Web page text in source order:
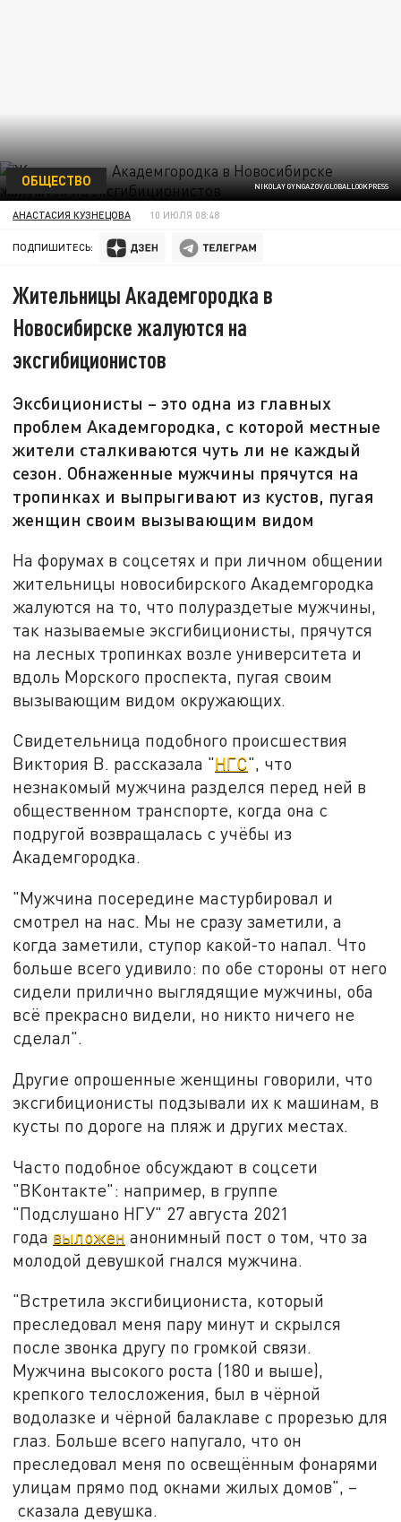
NIKOLAY GYNGAZOV/GLOBALLOOKPRESS
ОБЩЕСТВО
АНАСТАСИЯ КУЗНЕЦОВА 10 ИЮЛЯ 08:48
ПОДПИШИТЕСЬ:
Жительницы Академгородка в
Новосибирске жалуются на
эксгибиционистов
Эксбиционисты – это одна из главных
проблем Академгородка, с которой местные
жители сталкиваются чуть ли не каждый
сезон. Обнаженные мужчины прячутся на
тропинках и выпрыгивают из кустов, пугая
женщин своим вызывающим видом
На форумах в соцсетях и при личном общении
жительницы новосибирского Академгородка
жалуются на то, что полураздетые мужчины,
так называемые эксгибиционисты, прячутся
на лесных тропинках возле университета и
вдоль Морского проспекта, пугая своим
вызывающим видом окружающих.
Свидетельница подобного происшествия
Виктория В. рассказала "НГС", что
незнакомый мужчина разделся перед ней в
общественном транспорте, когда она с
подругой возвращалась с учёбы из
Академгородка.
"Мужчина посередине мастурбировал и
смотрел на нас. Мы не сразу заметили, а
когда заметили, ступор какой-то напал. Что
больше всего удивило: по обе стороны от него
сидели прилично выглядящие мужчины, оба
всё прекрасно видели, но никто ничего не
сделал".
Другие опрошенные женщины говорили, что
эксгибиционисты подзывали их к машинам, в
кусты по дороге на пляж и других местах.
Часто подобное обсуждают в соцсети
"ВКонтакте": например, в группе
"Подслушано НГУ" 27 августа 2021
года выложен анонимный пост о том, что за
молодой девушкой гнался мужчина.
"Встретила эксгибициониста, который
преследовал меня пару минут и скрылся
после звонка другу по громкой связи.
Мужчина высокого роста (180 и выше),
крепкого телосложения, был в чёрной
водолазке и чёрной балаклаве с прорезью для
глаз. Больше всего напугало, что он
преследовал меня по освещённым фонарями
улицам прямо под окнами жилых домов", –
сказала девушка.